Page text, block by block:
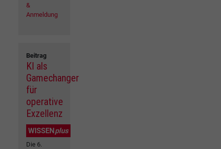
&
Anmeldung
Beitrag
KI als
Gamechanger
für
operative
Exzellenz
WISSENplus
Die 6.